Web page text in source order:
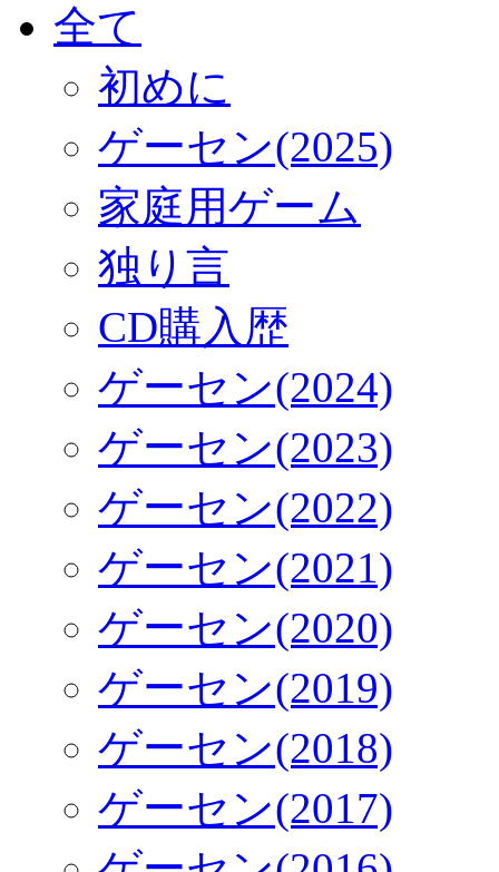
全て
初めに
ゲーセン(2025)
家庭用ゲーム
独り言
CD購入歴
ゲーセン(2024)
ゲーセン(2023)
ゲーセン(2022)
ゲーセン(2021)
ゲーセン(2020)
ゲーセン(2019)
ゲーセン(2018)
ゲーセン(2017)